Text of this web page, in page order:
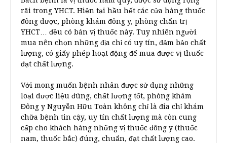
rãi trong YHCT. Hiện tại hầu hết các cửa hàng thuốc
đông dược, phòng khám đông y, phòng chẩn trị
YHCT… đều có bán vị thuốc này. Tuy nhiên người
mua nên chọn những địa chỉ có uy tín, đảm bảo chất
lượng, có giấy phép hoạt động để mua được vị thuốc
đạt chất lượng.
Với mong muốn bệnh nhân được sử dụng những
loại dược liệu đúng, chất lượng tốt, phòng khám
Đông y Nguyễn Hữu Toàn không chỉ là đia chỉ khám
chữa bệnh tin cậy, uy tín chất lượng mà còn cung
cấp cho khách hàng những vị thuốc đông y (thuốc
nam, thuốc bắc) đúng, chuẩn, đạt chất lượng cao.